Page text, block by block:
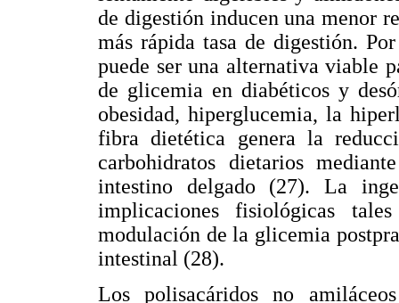
de digestión inducen una menor
más rápida tasa de digestión.
puede ser una alternativa viable
de glicemia en diabéticos y
obesidad, hiperglucemia, la
fibra dietética genera la
carbohidratos dietarios
intestino delgado (27). La
implicaciones fisiológicas
modulación de la glicemia
intestinal (28).
Los polisacáridos no